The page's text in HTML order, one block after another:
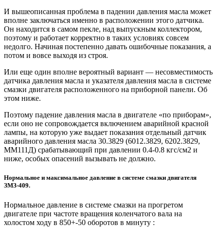
И вышеописанная проблема в падении давления масла может
вполне заключаться именно в расположении этого датчика.
Он находится в самом пекле, над выпускным коллектором,
поэтому и работает корректно в таких условиях совсем
недолго. Начиная постепенно давать ошибочные показания, а
потом и вовсе выходя из строя.
Или еще один вполне вероятный вариант — несовместимость
датчика давления масла и указателя давления масла в системе
смазки двигателя расположенного на приборной панели. Об
этом ниже.
Поэтому падение давления масла в двигателе «по приборам»,
если оно не сопровождается включением аварийной красной
лампы, на которую уже выдает показания отдельный датчик
аварийного давления масла 30.3829 (6012.3829, 6202.3829,
ММ111Д) срабатывающий при давлении 0.4-0.8 кгс/см2 и
ниже, особых опасений вызывать не должно.
Нормальное и максимальное давление в системе смазки двигателя
ЗМЗ-409.
Нормальное давление в системе смазки на прогретом
двигателе при частоте вращения коленчатого вала на
холостом ходу в 850+-50 оборотов в минуту :